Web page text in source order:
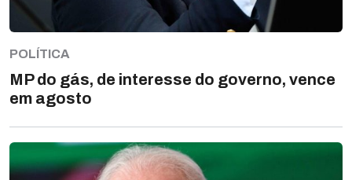
POLÍTICA
MP do gás, de interesse do governo, vence
em agosto